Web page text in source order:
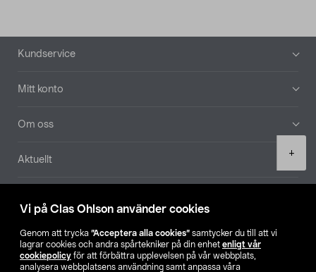
Vi på Clas Ohlson använder cookies
Genom att trycka ”Acceptera alla cookies” samtycker du till att vi
lagrar cookies och andra spårtekniker på din enhet enligt vår
cookiepolicy för att förbättra upplevelsen på vår webbplats,
analysera webbplatsens användning samt anpassa våra
+
Sidfot
Kundservice
Mitt konto
Om oss
Aktuellt
Hitta butik
SE NO FI